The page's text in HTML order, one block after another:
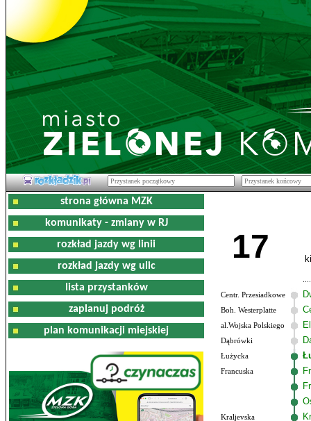
strona główna MZK
komunikaty - zmiany w RJ
rozkład jazdy wg linii
rozkład jazdy wg ulic
lista przystanków
zaplanuj podróż
plan komunikacji miejskiej
17
Centr. Przesiadkowe
Boh. Westerplatte
al.Wojska Polskiego
Dąbrówki
Łużycka
Francuska
Kraljevska